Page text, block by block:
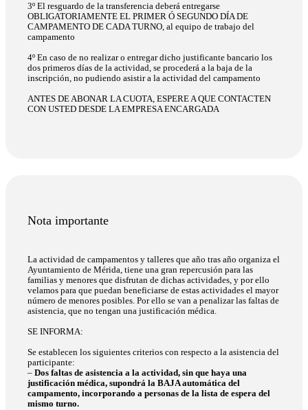
3º El resguardo de la transferencia deberá entregarse
OBLIGATORIAMENTE EL PRIMER Ó SEGUNDO DÍA DE
CAMPAMENTO DE CADA TURNO, al equipo de trabajo del
campamento
4º En caso de no realizar o entregar dicho justificante bancario los
dos primeros días de la actividad, se procederá a la baja de la
inscripción, no pudiendo asistir a la actividad del campamento
ANTES DE ABONAR LA CUOTA, ESPERE A QUE CONTACTEN
CON USTED DESDE LA EMPRESA ENCARGADA
Nota importante
La actividad de campamentos y talleres que año tras año organiza el
Ayuntamiento de Mérida, tiene una gran repercusión para las
familias y menores que disfrutan de dichas actividades, y por ello
velamos para que puedan beneficiarse de estas actividades el mayor
número de menores posibles. Por ello se van a penalizar las faltas de
asistencia, que no tengan una justificación médica.
SE INFORMA:
Se establecen los siguientes criterios con respecto a la asistencia del
participante:
– Dos faltas de asistencia a la actividad, sin que haya una
justificación médica, supondrá la BAJA automática del
campamento, incorporando a personas de la lista de espera del
mismo turno.